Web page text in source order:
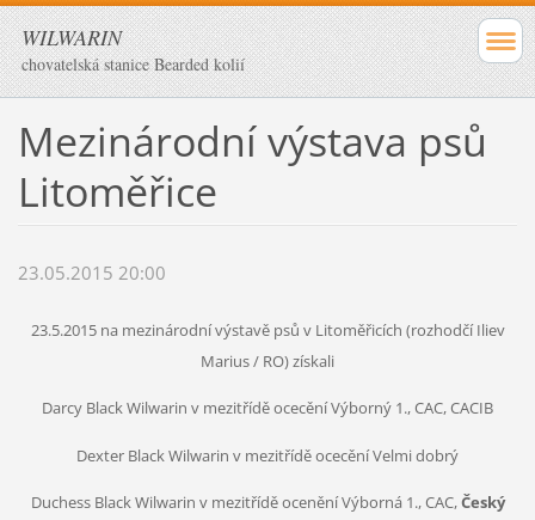
WILWARIN
chovatelská stanice Bearded kolií
Mezinárodní výstava psů
Litoměřice
23.05.2015 20:00
23.5.2015 na mezinárodní výstavě psů v Litoměřicích (rozhodčí Iliev
Marius / RO) získali
Darcy Black Wilwarin v mezitřídě ocecění Výborný 1., CAC, CACIB
Dexter Black Wilwarin v mezitřídě ocecění Velmi dobrý
Duchess Black Wilwarin v mezitřídě ocenění Výborná 1., CAC,Český